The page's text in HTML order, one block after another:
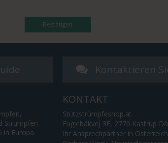
Bestätigen
Kontaktieren
Strümpfen -
in Europa
KONTAKT
Stützstrümpfeshop.at
Fuglebäkvej 3E, 2770 Kastrup
Ihr Ansprechpartner in